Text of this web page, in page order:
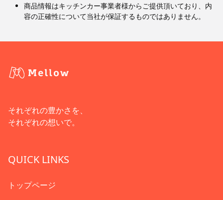
商品情報はキッチンカー事業者様からご提供頂いており、内
容の正確性について当社が保証するものではありません。
それぞれの豊かさを、
それぞれの想いで。
QUICK LINKS
トップページ